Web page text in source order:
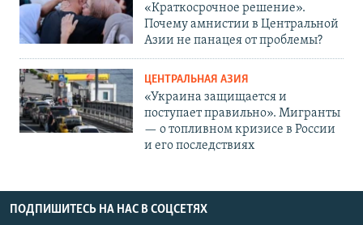
«Краткосрочное решение».
Почему амнистии в Центральной
Азии не панацея от проблемы?
ЦЕНТРАЛЬНАЯ АЗИЯ
«Украина защищается и
поступает правильно». Мигранты
— о топливном кризисе в России
и его последствиях
ПОДПИШИТЕСЬ НА НАС В СОЦСЕТЯХ